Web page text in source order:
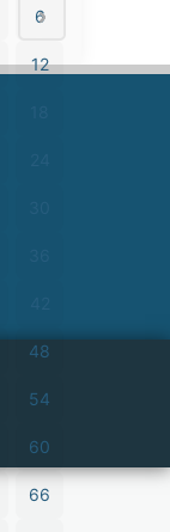
6
12
48
54
60
66